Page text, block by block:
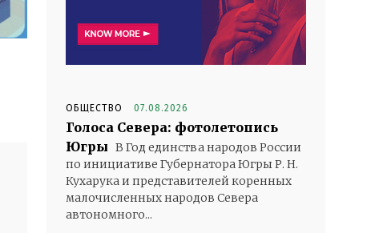
ОБЩЕСТВО 07.08.2026
Голоса Севера: фотолетопись
Югры В Год единства народов России
по инициативе Губернатора Югры Р. Н.
Кухарука и представителей коренных
малочисленных народов Севера
автономного...